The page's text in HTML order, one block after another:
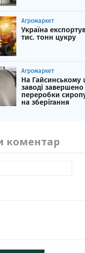
Агромаркет
Україна
тис. тонн цукру
Агромаркет
На Гайсинському
заводі завершено
переробки
на зберігання
коментар